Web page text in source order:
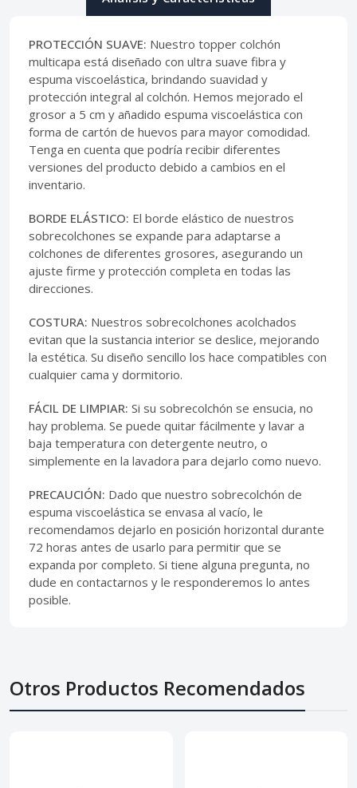
PROTECCIÓN SUAVE: Nuestro topper colchón
multicapa está diseñado con ultra suave fibra y
espuma viscoelástica, brindando suavidad y
protección integral al colchón. Hemos mejorado el
grosor a 5 cm y añadido espuma viscoelástica con
forma de cartón de huevos para mayor comodidad.
Tenga en cuenta que podría recibir diferentes
versiones del producto debido a cambios en el
inventario.
BORDE ELÁSTICO: El borde elástico de nuestros
sobrecolchones se expande para adaptarse a
colchones de diferentes grosores, asegurando un
ajuste firme y protección completa en todas las
direcciones.
COSTURA: Nuestros sobrecolchones acolchados
evitan que la sustancia interior se deslice, mejorando
la estética. Su diseño sencillo los hace compatibles con
cualquier cama y dormitorio.
FÁCIL DE LIMPIAR: Si su sobrecolchón se ensucia, no
hay problema. Se puede quitar fácilmente y lavar a
baja temperatura con detergente neutro, o
simplemente en la lavadora para dejarlo como nuevo.
PRECAUCIÓN: Dado que nuestro sobrecolchón de
espuma viscoelástica se envasa al vacío, le
recomendamos dejarlo en posición horizontal durante
72 horas antes de usarlo para permitir que se
expanda por completo. Si tiene alguna pregunta, no
dude en contactarnos y le responderemos lo antes
posible.
Otros Productos Recomendados